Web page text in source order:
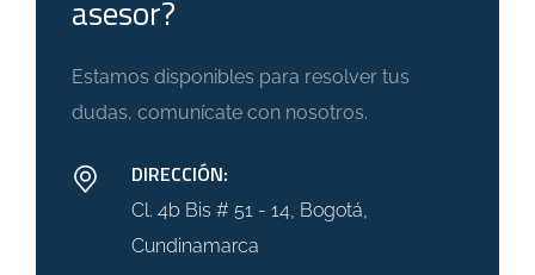
asesor?
Estamos disponibles para resolver tus
dudas, comunícate con nosotros.
DIRECCIÓN:
Cl. 4b Bis # 51 - 14, Bogotá,
Cundinamarca